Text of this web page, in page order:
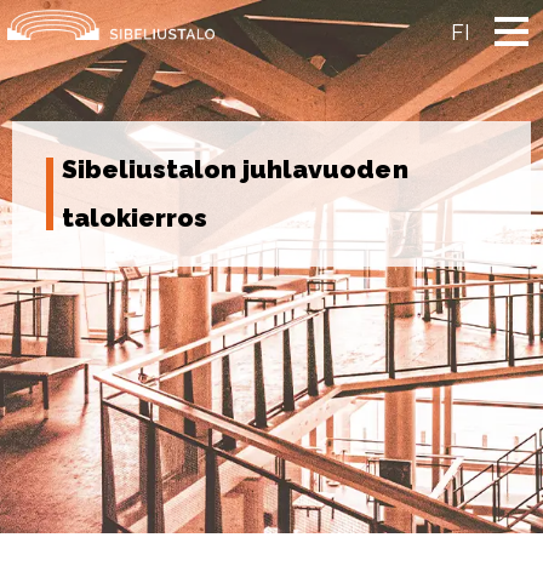
Skip
to
content
FI
Sibeliustalon juhlavuoden
talokierros